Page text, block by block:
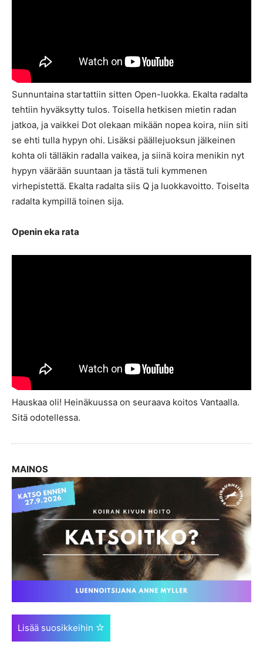
Sunnuntaina startattiin sitten Open-luokka. Ekalta radalta
tehtiin hyväksytty tulos. Toisella hetkisen mietin radan
jatkoa, ja vaikkei Dot olekaan mikään nopea koira, niin siti
se ehti tulla hypyn ohi. Lisäksi päällejuoksun jälkeinen
kohta oli tälläkin radalla vaikea, ja siinä koira menikin nyt
hypyn väärään suuntaan ja tästä tuli kymmenen
virhepistettä. Ekalta radalta siis Q ja luokkavoitto. Toiselta
radalta kympillä toinen sija.
Openin eka rata
Hauskaa oli! Heinäkuussa on seuraava koitos Vantaalla.
Sitä odotellessa.
MAINOS
Lisää suosikkeihin